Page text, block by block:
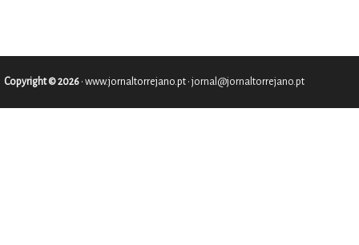
Copyright © 2026 • www.jornaltorrejano.pt • jornal@jornaltorrejano.pt